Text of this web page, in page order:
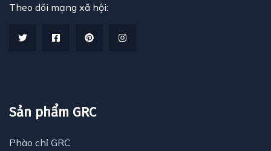
Theo dõi mạng xã hội:
Sản phẩm GRC
Phào chỉ GRC